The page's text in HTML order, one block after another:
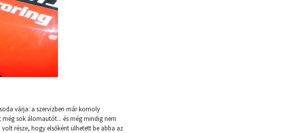
várja: a szervizben már komoly
sok álomautót... és még mindig nem
része, hogy elsőként ülhetett be abba az